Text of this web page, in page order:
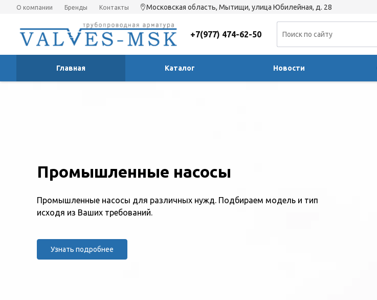
О компании Бренды Контакты Московская область, Мытищи, улица Юбилейная, д. 28
+7(977) 474-62-50
Главная Каталог Новости
Промышленные насосы
Промышленные насосы для различных нужд. Подбираем модель и тип
исходя из Ваших требований.
Узнать подробнее